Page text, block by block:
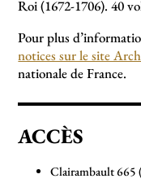
Roi (1672-1706). 40
Pour plus
notices sur le site
nationale de France.
ACCÈS
Clairambault 665